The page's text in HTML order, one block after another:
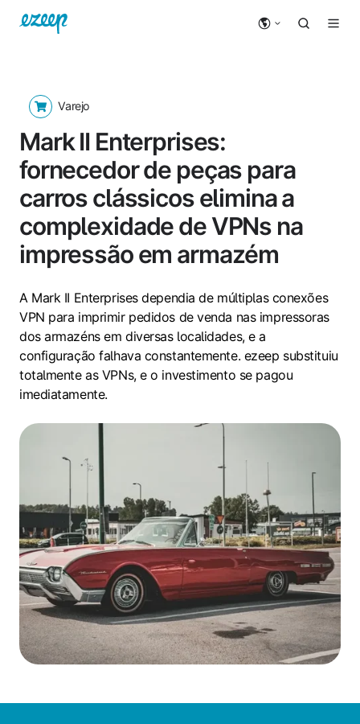
Varejo
Mark II Enterprises:
fornecedor de peças para
carros clássicos elimina a
complexidade de VPNs na
impressão em armazém
A Mark II Enterprises dependia de múltiplas conexões
VPN para imprimir pedidos de venda nas impressoras
dos armazéns em diversas localidades, e a
configuração falhava constantemente. ezeep substituiu
totalmente as VPNs, e o investimento se pagou
imediatamente.